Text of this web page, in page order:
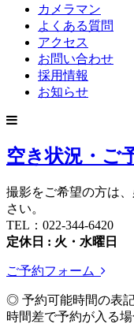
カメラマン
よくある質問
アクセス
お問い合わせ
採用情報
お知らせ
空き状況・ご
撮影をご希望の方は
さい。
TEL：022-344-6420
定休日 : 火・水曜日
ご予約フォーム
◎ 予約可能時間の表
時間差で予約が入る場